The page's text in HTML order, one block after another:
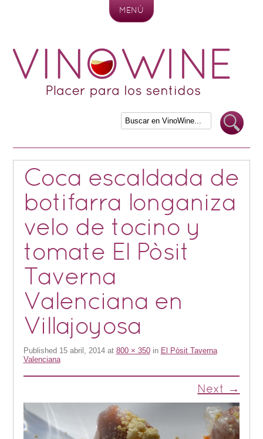
MENÚ
Coca escaldada de
botifarra longaniza
velo de tocino y
tomate El Pòsit
Taverna
Valenciana en
Villajoyosa
Published 15 abril, 2014at 800 × 350in El Pòsit Taverna
Valenciana
Next →